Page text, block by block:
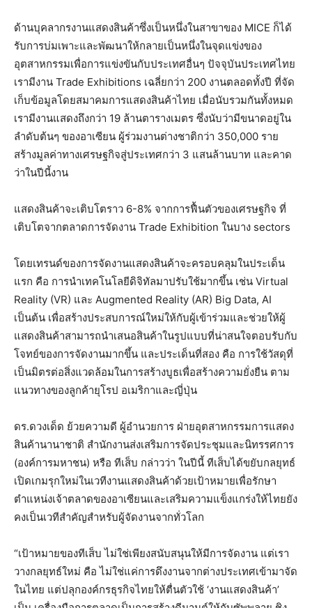
ด้านบุคลากรงานแสดงสินค้าซึ่งเป็นหนึ่งในสาขาของ MICE ก็ได้
รับการบ่มเพาะและพัฒนาให้กลายเป็นหนึ่งในจุดแข่งของ
อุตสาหกรรมเพื่อการแข่งขันกับประเทศอื่นๆ ปัจจุบันประเทศไทย
เรามีงาน Trade Exhibitions เฉลี่ยกว่า 200 งานตลอดทั้งปี ที่จัด
เก็บข้อมูลโดยสมาคมการแสดงสินค้าไทย เมื่อนับรวมกันทั้งหมด
เรามีงานแสดงถึงกว่า 19 ล้านตารางเมตร ซึ่งนับว่ามีขนาดอยู่ใน
ลำดับต้นๆ ของอาเซียน ผู้ร่วมงานต่างชาติกว่า 350,000 ราย
สร้างมูลค่าทางเศรษฐกิจสู่ประเทศกว่า 3 แสนล้านบาท และคาด
ว่าในปีนี้งาน
แสดงสินค้าจะเติบโตราว 6-8% จากการฟื้นตัวของเศรษฐกิจ ที่
เติบโตจากตลาดการจัดงาน Trade Exhibition ในบาง sectors
โดยเทรนด์ของการจัดงานแสดงสินค้าจะครอบคลุมในประเด็น
แรก คือ การนำเทคโนโลยีดิจิทัลมาปรับใช้มากขึ้น เช่น Virtual
Reality (VR) และ Augmented Reality (AR) Big Data, AI
เป็นต้น เพื่อสร้างประสบการณ์ใหม่ให้กับผู้เข้าร่วมและช่วยให้ผู้
แสดงสินค้าสามารถนำเสนอสินค้าในรูปแบบที่น่าสนใจตอบรับกับ
โจทย์ของการจัดงานมากขึ้น และประเด็นที่สอง คือ การใช้วัสดุที่
เป็นมิตรต่อสิ่งแวดล้อมในการสร้างบูธเพื่อสร้างความยั่งยืน ตาม
แนวทางของลูกค้ายุโรป อเมริกาและญี่ปุ่น
ดร.ดวงเด็ด ย้วยความดี ผู้อำนวยการ ฝ่ายอุตสาหกรรมการแสดง
สินค้านานาชาติ สำนักงานส่งเสริมการจัดประชุมและนิทรรศการ
(องค์การมหาชน) หรือ ทีเส็บ กล่าวว่า ในปีนี้ ทีเส็บได้ขยับกลยุทธ์
เปิดเกมรุกใหม่ในเวทีงานแสดงสินค้าด้วยเป้าหมายเพื่อรักษา
ตำแหน่งเจ้าตลาดของอาเซียนและเสริมความแข็งแกร่งให้ไทยยัง
คงเป็นเวทีสำคัญสำหรับผู้จัดงานจากทั่วโลก
“เป้าหมายของทีเส็บ ไม่ใช่เพียงสนับสนุนให้มีการจัดงาน แต่เรา
วางกลยุทธ์ใหม่ คือ ไม่ใช่แค่การดึงงานจากต่างประเทศเข้ามาจัด
ในไทย แต่ปลุกองค์กรธุรกิจไทยให้ตื่นตัวใช้ ‘งานแสดงสินค้า’